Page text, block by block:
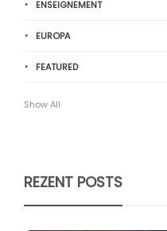
ENSEIGNEMENT
EUROPA
FEATURED
Show All
REZENT POSTS